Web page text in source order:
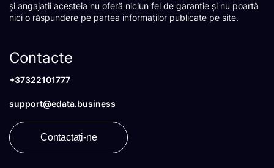
și angajații acesteia nu oferă niciun fel de garanție și nu poartă
nici o răspundere pe partea informaților publicate pe site.
Contacte
+37322101777
support@edata.business
Contactați-ne